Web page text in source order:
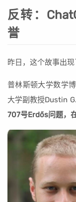
反转：
誉
昨日，这个故事出
普林斯顿大学数学
大学副教授Dustin
707号Erdős问题，